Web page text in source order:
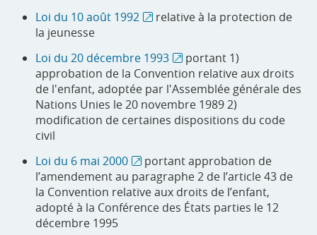
Loi du 10 août 1992
relative à la protection de
la jeunesse
Loi du 20 décembre 1993
portant 1)
approbation de la Convention relative aux droits
de l'enfant, adoptée par l'Assemblée générale des
Nations Unies le 20 novembre 1989 2)
modification de certaines dispositions du code
civil
Loi du 6 mai 2000
portant approbation de
l’amendement au paragraphe 2 de l’article 43 de
la Convention relative aux droits de l’enfant,
adopté à la Conférence des États parties le 12
décembre 1995